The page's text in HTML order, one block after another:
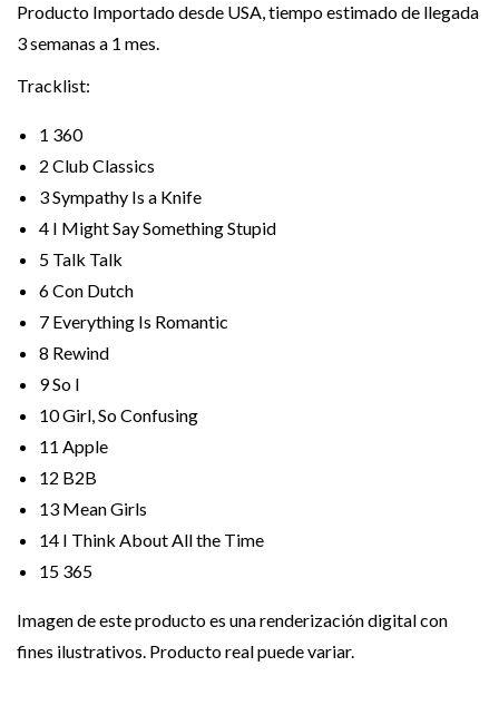
Producto Importado desde USA, tiempo estimado de llegada
3 semanas a 1 mes.
Tracklist:
1 360
2 Club Classics
3Sympathy Is a Knife
4 I Might Say Something Stupid
5 Talk Talk
6Con Dutch
7 Everything Is Romantic
8 Rewind
9So I
10Girl, So Confusing
11 Apple
12 B2B
13 Mean Girls
14 I Think About All the Time
15 365
Imagen de este producto es una renderización digital con
fines ilustrativos. Producto real puede variar.